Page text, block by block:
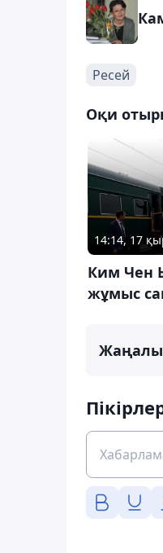
Ресей
Оқи
14:14, 17
Ким Чен
жұмыс